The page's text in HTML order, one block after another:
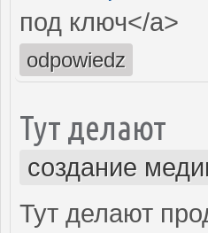
под ключ</a>
odpowiedz
Тут делают
создание
Тут делают